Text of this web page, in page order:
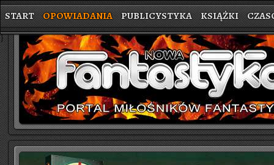
START OPOWIADANIA PUBLICYSTYKA KSIĄŻKI
}